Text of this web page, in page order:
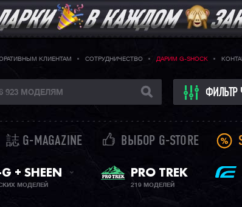
КЛИЕНТАМ СОТРУДНИЧЕСТВО ДАРИМ G-SHOCK
ФИЛЬТР
誌 G-MAGAZINE ВЫБОР G-STORE
ЧАСЫ
+ SHEEN
МОДЕЛЕЙ
PRO TREK
219 МОДЕЛЕЙ